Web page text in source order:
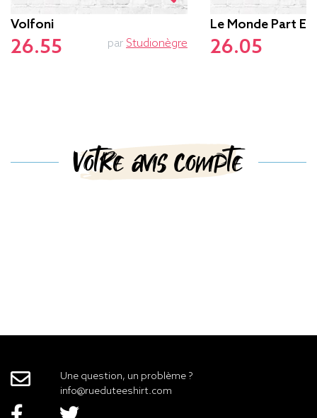
Volfoni
26.55 par Studionègre
Le Monde Part
26.05
Votre avis compte
Une question, un problème ?
info@rueduteeshirt.com